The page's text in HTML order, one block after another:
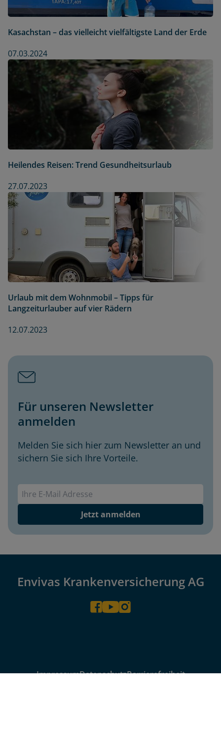
Kasachstan – das vielleicht vielfältigste Land der Erde
07.03.2024
Heilendes Reisen: Trend Gesundheitsurlaub
27.07.2023
Urlaub mit dem Wohnmobil – Tipps für
Langzeiturlauber auf vier Rädern
12.07.2023
Für unseren Newsletter
anmelden
Melden Sie sich hier zum Newsletter an und
sichern Sie sich Ihre Vorteile.
Jetzt anmelden
Envivas Krankenversicherung AG
ImpressumDatenschutzBarrierefreiheit